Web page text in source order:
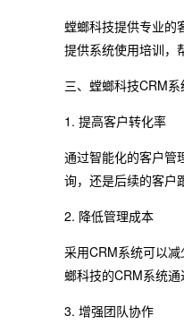
螳螂科技提供专业的
提供系统使用培训，
三、螳螂科技CRM
1. 提高客户转化率
通过智能化的客户管
询，还是后续的客户
2. 降低管理成本
采用CRM系统可以
螂科技的CRM系统通
3. 增强团队协作